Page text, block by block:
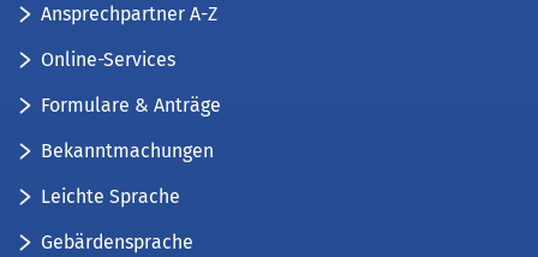
Ansprechpartner A-Z
Online-Services
Formulare & Anträge
Bekanntmachungen
Leichte Sprache
Gebärdensprache